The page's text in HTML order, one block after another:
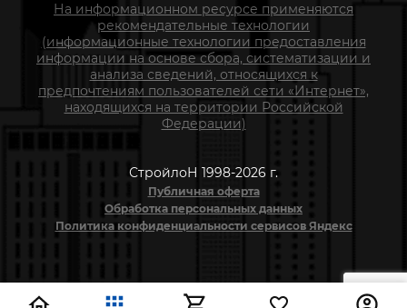
На информационном ресурсе применяются
рекомендательные технологии
(информационные технологии предоставления
информации на основе сбора, систематизации и
анализа сведений, относящихся к
предпочтениям пользователей сети «Интернет»,
находящихся на территории Российской
Федерации)
СтройлоН 1998-2026 г.
Публичная оферта
Обработка персональных данных
Политика конфиденциальности сервисов Яндекс